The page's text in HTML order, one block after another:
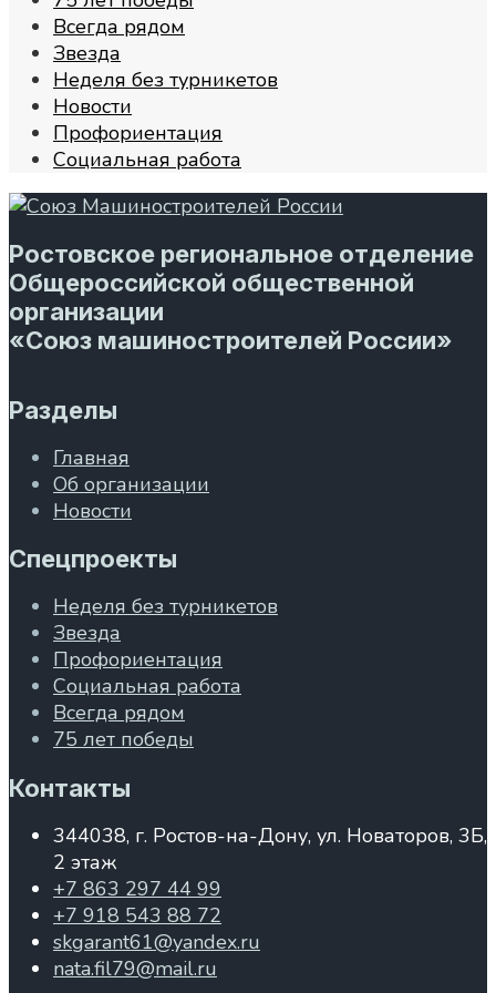
Всегда рядом
Звезда
Неделя без турникетов
Новости
Профориентация
Социальная работа
Ростовское региональное отделение
Общероссийской общественной
организации
«Союз машиностроителей России»
Разделы
Главная
Об организации
Новости
Спецпроекты
Неделя без турникетов
Звезда
Профориентация
Социальная работа
Всегда рядом
75 лет победы
Контакты
344038, г. Ростов-на-Дону, ул. Новаторов, 3Б,
2 этаж
+7 863 297 44 99
+7 918 543 88 72
skgarant61@yandex.ru
nata.fil79@mail.ru